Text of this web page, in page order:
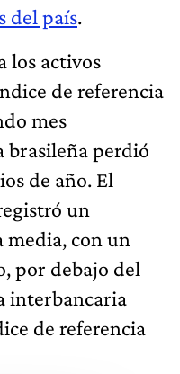
del país.
los activos
de referencia
mes
brasileña perdió
de año. El
un
con un
por debajo del
interbancaria
de referencia